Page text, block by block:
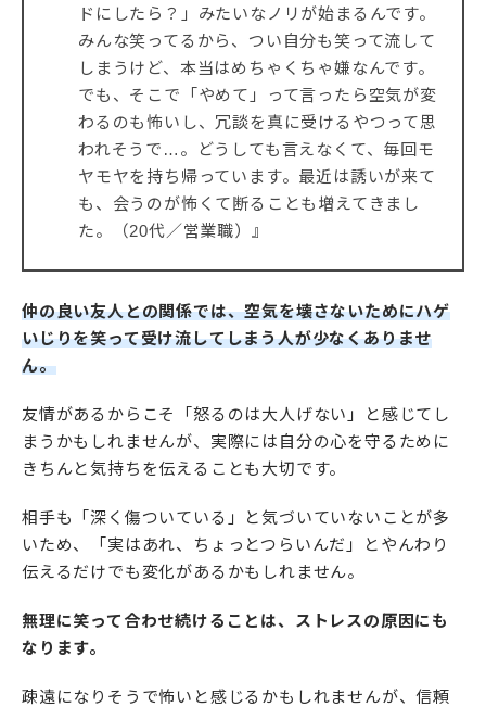
ドにしたら？」みたいなノリが始まるんです。
みんな笑ってるから、つい自分も笑って流して
しまうけど、本当はめちゃくちゃ嫌なんです。
でも、そこで「やめて」って言ったら空気が変
わるのも怖いし、冗談を真に受けるやつって思
われそうで…。どうしても言えなくて、毎回モ
ヤモヤを持ち帰っています。最近は誘いが来て
も、会うのが怖くて断ることも増えてきまし
た。（20代／営業職）』
仲の良い友人との関係では、空気を壊さないためにハゲ
いじりを笑って受け流してしまう人が少なくありませ
ん。
友情があるからこそ「怒るのは大人げない」と感じてし
まうかもしれませんが、実際には自分の心を守るために
きちんと気持ちを伝えることも大切です。
相手も「深く傷ついている」と気づいていないことが多
いため、「実はあれ、ちょっとつらいんだ」とやんわり
伝えるだけでも変化があるかもしれません。
無理に笑って合わせ続けることは、ストレスの原因にも
なります。
疎遠になりそうで怖いと感じるかもしれませんが、信頼